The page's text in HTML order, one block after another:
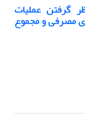
گرفتن عملیات
مصرفی و مجموع